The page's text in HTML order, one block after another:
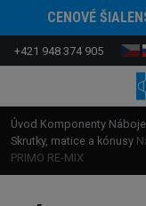
CENOVÉ
+421 948 374 905
Úvod Komponenty
Skrutky, matice a kónusy
PRIMO RE-MIX